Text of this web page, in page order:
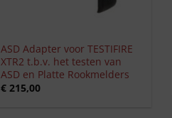
ASD Adapter voor TESTIFIRE
XTR2 t.b.v. het testen van
ASD en Platte Rookmelders
€215,00